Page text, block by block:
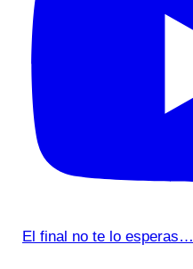
El final no te lo esperas…